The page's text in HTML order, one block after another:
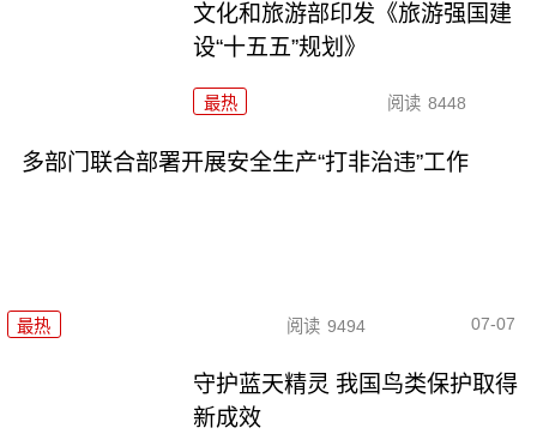
文化和旅游部印发《旅游强国建
设“十五五”规划》
最热 阅读 8448
多部门联合部署开展安全生产“打非治违”工作
最热 阅读 9494 07-07
守护蓝天精灵 我国鸟类保护取得
新成效